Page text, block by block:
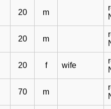
20 m
20 m
20 f wife
70 m